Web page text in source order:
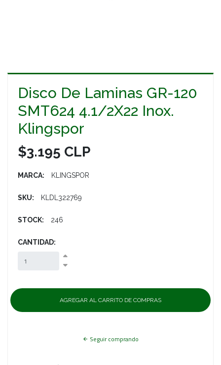
Disco De Laminas GR-120
SMT624 4.1/2X22 Inox.
Klingspor
$3.195 CLP
MARCA: KLINGSPOR
SKU: KLDL322769
STOCK: 246
CANTIDAD:
Seguir comprando